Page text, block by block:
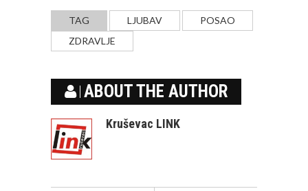
TAG LJUBAV
POSAO
ZDRAVLJE
ABOUT THE AUTHOR
Kruševac LINK